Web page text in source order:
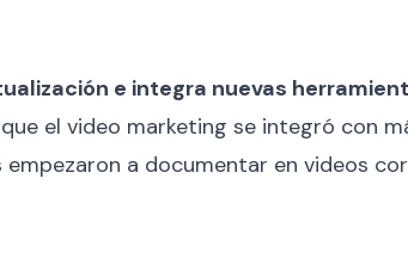
e integra nuevas
el video marketing se integró con
a documentar en videos